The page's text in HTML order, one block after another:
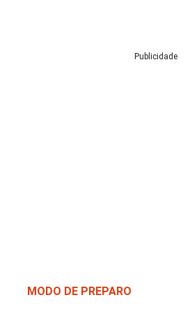
Publicidade
MODO DE PREPARO